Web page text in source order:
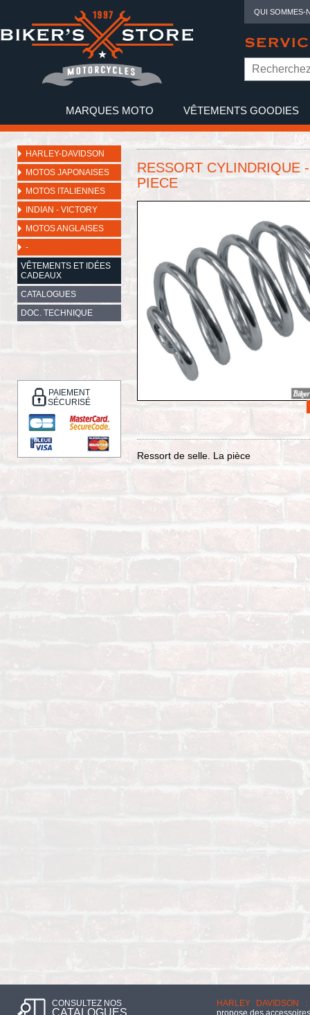
QUI SOMMES-
MARQUES MOTO VÊTEMENTS GOODIES
HARLEY-DAVIDSON
MOTOS JAPONAISES
MOTOS ITALIENNES
INDIAN - VICTORY
MOTOS ANGLAISES
-
VÊTEMENTS ET IDÉES
CADEAUX
CATALOGUES
DOC. TECHNIQUE
PAIEMENT
SÉCURISÉ
RESSORT CYLINDRIQUE
PIECE
Ressort de selle. La pièce
CONSULTEZ NOS
CATALOGUES
HARLEY DAVIDSON :
propose des